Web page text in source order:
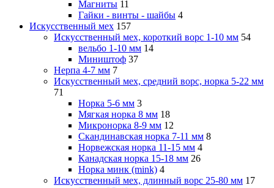
Магниты 11
Гайки - винты - шайбы 4
Искусственный мех 157
Искусственный мех, короткий ворс 1-10 мм 54
вельбо 1-10 мм 14
Миништоф 37
Нерпа 4-7 мм 7
Искусственный мех, средний ворс, норка 5-22 мм
71
Норка 5-6 мм 3
Мягкая норка 8 мм 18
Микронорка 8-9 мм 12
Скандинавская норка 7-11 мм 8
Норвежская норка 11-15 мм 4
Канадская норка 15-18 мм 26
Норка минк (mink) 4
Искусственный мех, длинный ворс 25-80 мм 17